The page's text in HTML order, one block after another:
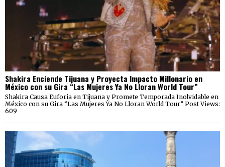
Shakira Enciende Tijuana y Proyecta Impacto Millonario en
México con su Gira “Las Mujeres Ya No Lloran World Tour”
Shakira Causa Euforia en Tijuana y Promete Temporada Inolvidable en
México con su Gira “Las Mujeres Ya No Lloran World Tour” Post Views:
609